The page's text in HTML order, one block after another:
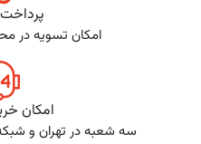
امکان تسویه در
امکان
سه شعبه در تهران و